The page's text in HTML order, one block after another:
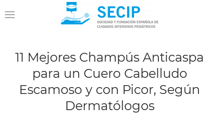
11 Mejores Champús Anticaspa
para un Cuero Cabelludo
Escamoso y con Picor, Según
Dermatólogos